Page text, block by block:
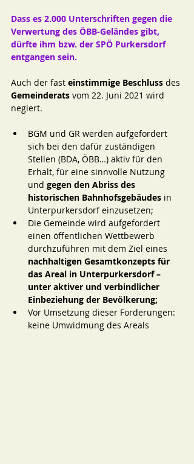
Dass es 2.000 Unterschriften gegen die
Verwertung des ÖBB-Geländes gibt,
dürfte ihm bzw. der SPÖ Purkersdorf
entgangen sein.
Auch der fast einstimmige Beschluss des
Gemeinderats vom 22. Juni 2021 wird
negiert.
BGM und GR werden aufgefordert
sich bei den dafür zuständigen
Stellen (BDA, ÖBB…) aktiv für den
Erhalt, für eine sinnvolle Nutzung
und gegen den Abriss des
historischen Bahnhofsgebäudes in
Unterpurkersdorf einzusetzen;
Die Gemeinde wird aufgefordert
einen öffentlichen Wettbewerb
durchzuführen mit dem Ziel eines
nachhaltigen Gesamtkonzepts für
das Areal in Unterpurkersdorf –
unter aktiver und verbindlicher
Einbeziehung der Bevölkerung;
Vor Umsetzung dieser Forderungen:
keine Umwidmung des Areals